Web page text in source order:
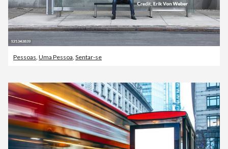
Pessoas Uma Pessoa Sentar-se